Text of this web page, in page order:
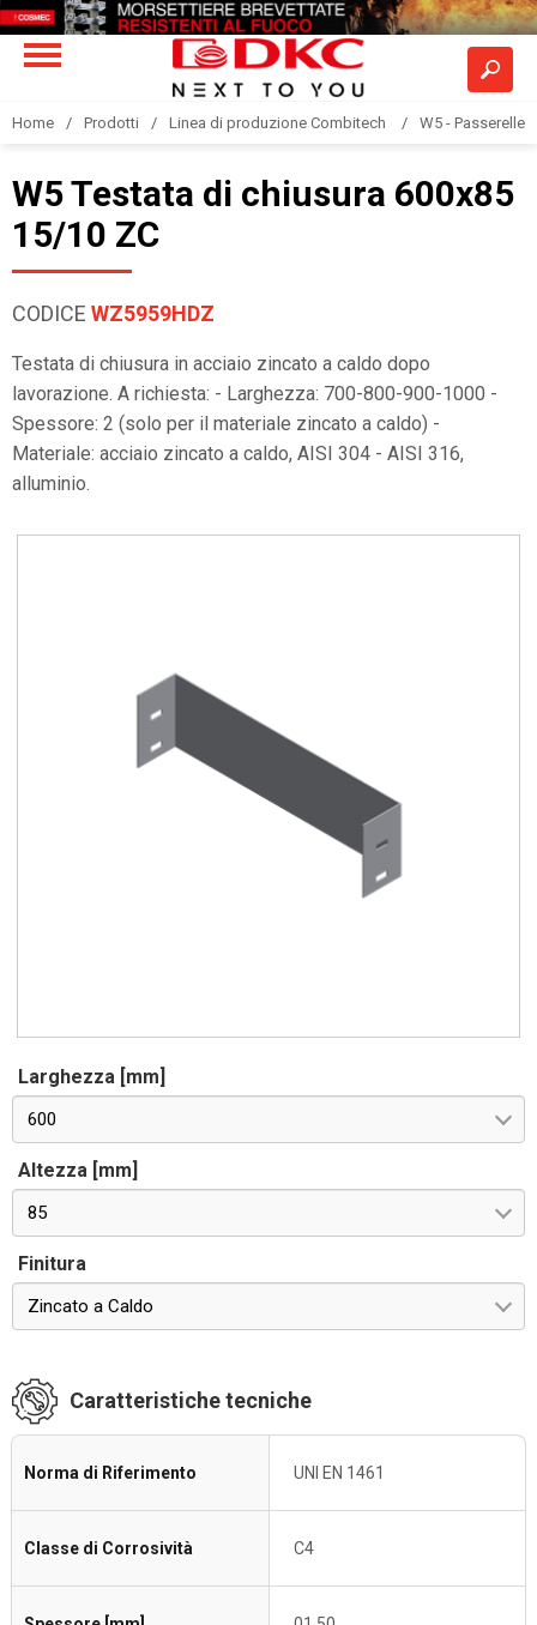
Home Prodotti Linea di produzione Combitech W5 - Passerelle
W5 Testata di chiusura 600x85
15/10 ZC
CODICE WZ5959HDZ
Testata di chiusura in acciaio zincato a caldo dopo
lavorazione. A richiesta: - Larghezza: 700-800-900-1000 -
Spessore: 2 (solo per il materiale zincato a caldo) -
Materiale: acciaio zincato a caldo, AISI 304 - AISI 316,
alluminio.
Larghezza [mm]
600
Altezza [mm]
85
Finitura
Zincato a Caldo
Caratteristiche tecniche
Norma di Riferimento UNI EN 1461
Classe di Corrosività C4